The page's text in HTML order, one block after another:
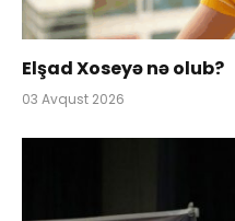
Elşad Xoseyə nə olub?
03 Avqust 2026